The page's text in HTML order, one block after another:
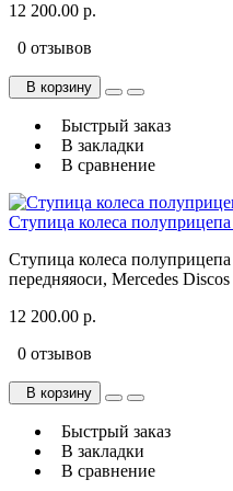
12 200.00 р.
0 отзывов
В корзину
Быстрый заказ
В закладки
В сравнение
Ступица колеса
Ступица колеса
передняяоси, Mercedes
12 200.00 р.
0 отзывов
В корзину
Быстрый заказ
В закладки
В сравнение